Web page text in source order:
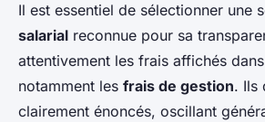
Il est essentiel de sélectionner une
salarial reconnue pour sa
attentivement les frais affichés
notamment les frais de gestion. Ils
clairement énoncés, oscillant